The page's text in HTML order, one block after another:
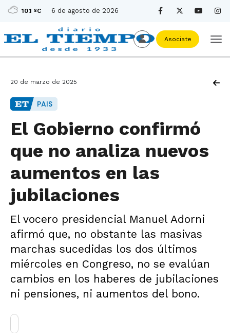
10.1 ºC 6 de agosto de 2026
Asociate
20 de marzo de 2025
PAIS
El Gobierno confirmó
que no analiza nuevos
aumentos en las
jubilaciones
El vocero presidencial Manuel Adorni
afirmó que, no obstante las masivas
marchas sucedidas los dos últimos
miércoles en Congreso, no se evalúan
cambios en los haberes de jubilaciones
ni pensiones, ni aumentos del bono.